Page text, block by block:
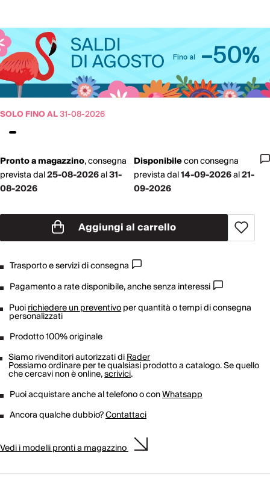
SOLO FINO AL31-08-2026
Pronto a magazzino,consegna
prevista dal25-08-2026al31-
08-2026
Disponibileconconsegna
prevista dal14-09-2026al21-
09-2026
Aggiungi al carrello
Trasporto e servizi di consegna
Pagamento a rate disponibile, anche senza interessi
Puoirichiedere un preventivoper quantità o tempi di consegna
personalizzati
Prodotto 100% originale
Siamo rivenditori autorizzati diRader
Possiamo ordinare per te qualsiasi prodotto a catalogo. Se quello
che cercavi non è online,scrivici.
Puoi acquistare anche al telefono o conWhatsapp
Ancora qualche dubbio?Contattaci
Vedi i modelli pronti a magazzino